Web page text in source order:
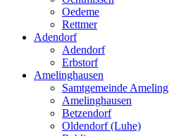
Oedeme
Rettmer
Adendorf
Adendorf
Erbstorf
Amelinghausen
Samtgemeinde
Amelinghausen
Betzendorf
Oldendorf (Luhe)